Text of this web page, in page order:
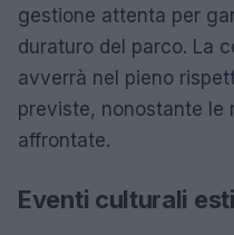
gestione attenta per
duraturo del parco. La
avverrà nel pieno
previste, nonostante le
affrontate.
Eventi culturali